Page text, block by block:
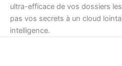
ultra-efficace de vos dossiers
pas vos secrets à un cloud
intelligence.